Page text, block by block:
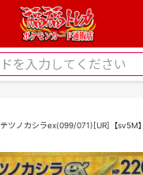
テツノカシラex(099/071)[UR]【sv5M】